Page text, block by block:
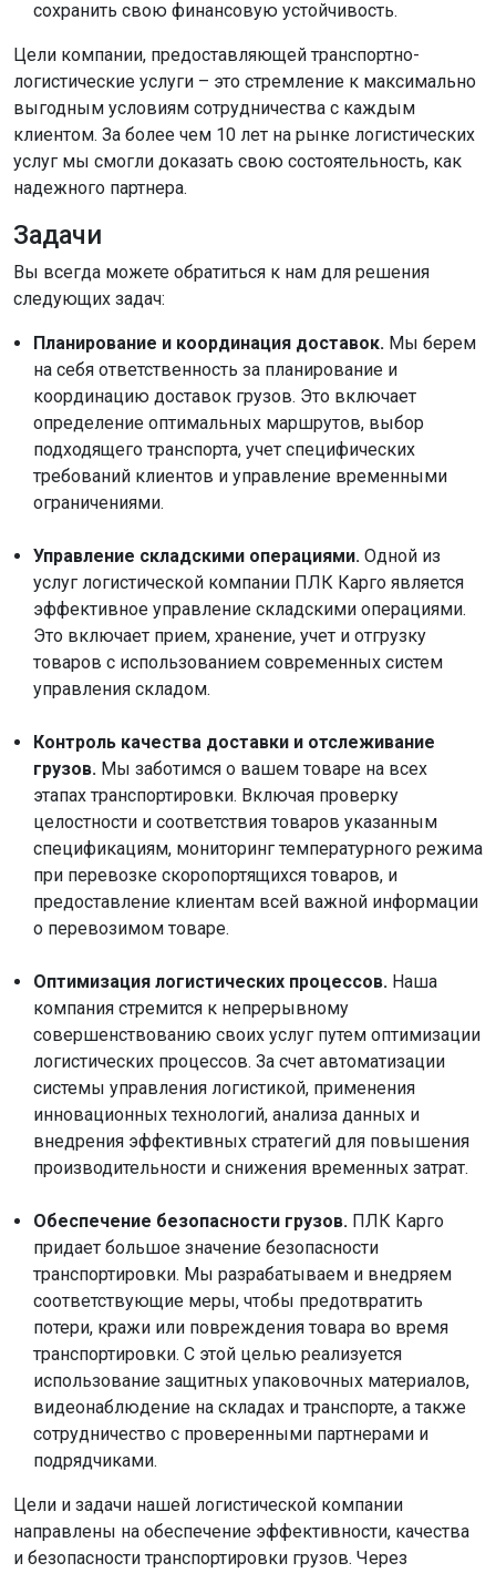
сохранить свою финансовую устойчивость.
Цели компании, предоставляющей транспортно-
логистические услуги – это стремление к максимально
выгодным условиям сотрудничества с каждым
клиентом. За более чем 10 лет на рынке логистических
услуг мы смогли доказать свою состоятельность, как
надежного партнера.
Задачи
Вы всегда можете обратиться к нам для решения
следующих задач:
Планирование и координация доставок. Мы берем
на себя ответственность за планирование и
координацию доставок грузов. Это включает
определение оптимальных маршрутов, выбор
подходящего транспорта, учет специфических
требований клиентов и управление временными
ограничениями.
Управление складскими операциями. Одной из
услуг логистической компании ПЛК Карго является
эффективное управление складскими операциями.
Это включает прием, хранение, учет и отгрузку
товаров с использованием современных систем
управления складом.
Контроль качества доставки и отслеживание
грузов. Мы заботимся о вашем товаре на всех
этапах транспортировки. Включая проверку
целостности и соответствия товаров указанным
спецификациям, мониторинг температурного режима
при перевозке скоропортящихся товаров, и
предоставление клиентам всей важной информации
о перевозимом товаре.
Оптимизация логистических процессов. Наша
компания стремится к непрерывному
совершенствованию своих услуг путем оптимизации
логистических процессов. За счет автоматизации
системы управления логистикой, применения
инновационных технологий, анализа данных и
внедрения эффективных стратегий для повышения
производительности и снижения временных затрат.
Обеспечение безопасности грузов. ПЛК Карго
придает большое значение безопасности
транспортировки. Мы разрабатываем и внедряем
соответствующие меры, чтобы предотвратить
потери, кражи или повреждения товара во время
транспортировки. С этой целью реализуется
использование защитных упаковочных материалов,
видеонаблюдение на складах и транспорте, а также
сотрудничество с проверенными партнерами и
подрядчиками.
Цели и задачи нашей логистической компании
направлены на обеспечение эффективности, качества
и безопасности транспортировки грузов. Через